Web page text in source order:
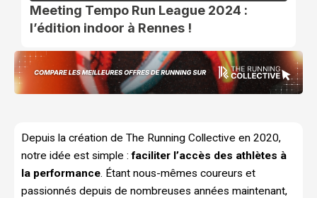
Meeting Tempo Run League 2024 :
l’édition indoor à Rennes !
Depuis la création de The Running Collective en 2020,
notre idée est simple :faciliter l’accès des athlètes à
la performance. Étant nous-mêmes coureurs et
passionnés depuis de nombreuses années maintenant,